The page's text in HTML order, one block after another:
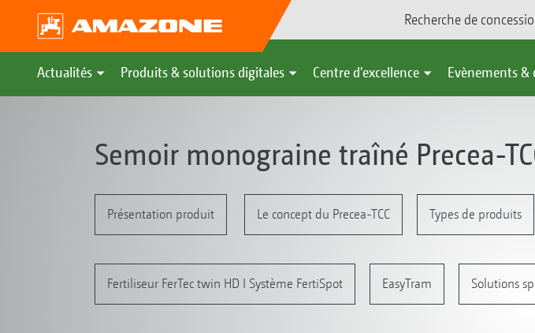
Recherche de
Actualités Produits & solutions digitales Centre d'excellence Evènements &
Semoir monograine traîné Precea-
Présentation produit Le concept du Precea-TCC Types de produits
Fertiliseur FerTec twin HD I Système FertiSpot EasyTram Solutions